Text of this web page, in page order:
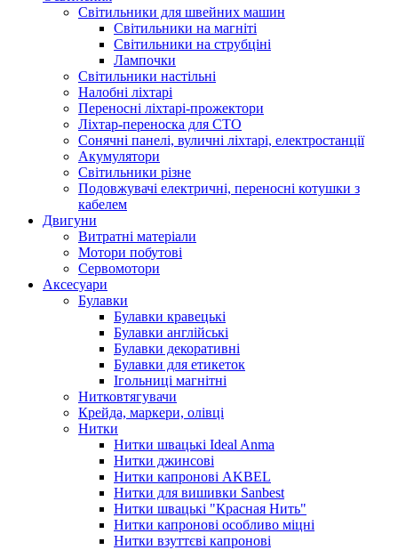
Світильники для швейних машин
Світильники на магніті
Світильники на струбціні
Лампочки
Світильники настільні
Налобні ліхтарі
Переносні ліхтарі-прожектори
Ліхтар-переноска для СТО
Сонячні панелі, вуличні ліхтарі, електростанції
Акумулятори
Світильники різне
Подовжувачі електричні, переносні котушки з
кабелем
Двигуни
Витратні матеріали
Мотори побутові
Сервомотори
Аксесуари
Булавки
Булавки кравецькі
Булавки англійські
Булавки декоративні
Булавки для етикеток
Ігольниці магнітні
Нитковтягувачи
Крейда, маркери, олівці
Нитки
Нитки швацькі Ideal Anma
Нитки джинсові
Нитки капронові AKBEL
Нитки для вишивки Sanbest
Нитки швацькі "Красная Нить"
Нитки капронові особливо міцні
Нитки взуттєві капронові